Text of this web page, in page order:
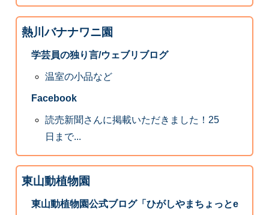
熱川バナナワニ園
学芸員の独り言/ウェブリブログ
温室の小品など
Facebook
読売新聞さんに掲載いただきました！25
日まで...
東山動植物園
東山動植物園公式ブログ「ひがしやまちょっとe